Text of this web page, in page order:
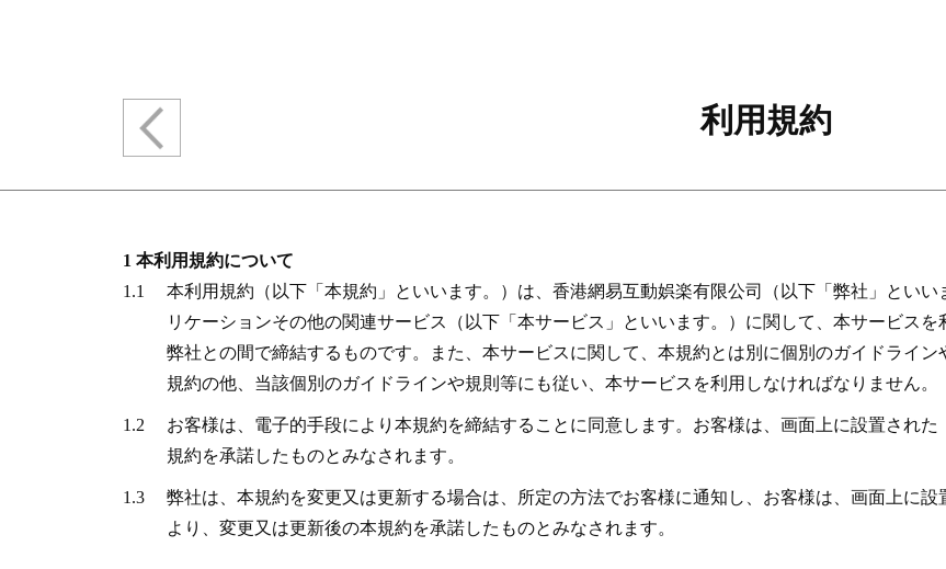
利用規約
1 本利用規約について
1.1
本利用規約（以下「本規約」といいます。）は、香港網易互動娯楽有限公司（以下「弊社」とい
リケーションその他の関連サービス（以下「本サービス」といいます。）に関して、本サービス
弊社との間で締結するものです。また、本サービスに関して、本規約とは別に個別のガイドライ
規約の他、当該個別のガイドラインや規則等にも従い、本サービスを利用しなければなりません。
1.2
お客様は、電子的手段により本規約を締結することに同意します。お客様は、画面上に設置され
規約を承諾したものとみなされます。
1.3
弊社は、本規約を変更又は更新する場合は、所定の方法でお客様に通知し、お客様は、画面上に
より、変更又は更新後の本規約を承諾したものとみなされます。